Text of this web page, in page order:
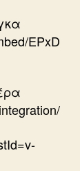
EPxD